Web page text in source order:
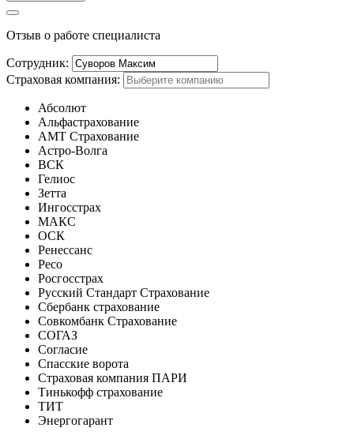
Отзыв о работе специалиста
Сотрудник:
Cтраховая компания:
Абсолют
Альфастрахование
АМТ Страхование
Астро-Волга
ВСК
Гелиос
Зетта
Ингосстрах
МАКС
ОСК
Ренессанс
Ресо
Росгосстрах
Русский Стандарт Страхование
Сбербанк страхование
Совкомбанк Страхование
СОГАЗ
Согласие
Спасские ворота
Страховая компания ПАРИ
Тинькофф страхование
ТИТ
Энергогарант